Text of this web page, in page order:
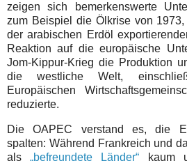
zeigen sich bemerkenswerte
zum Beispiel die Ölkrise von
der arabischen Erdöl
Reaktion auf die europäische
Jom-Kippur-Krieg die Produktion
die westliche Welt,
Europäischen
reduzierte.
Die OAPEC verstand es, die
spalten: Während Frankreich und
als„befreundete Länder“ kaum